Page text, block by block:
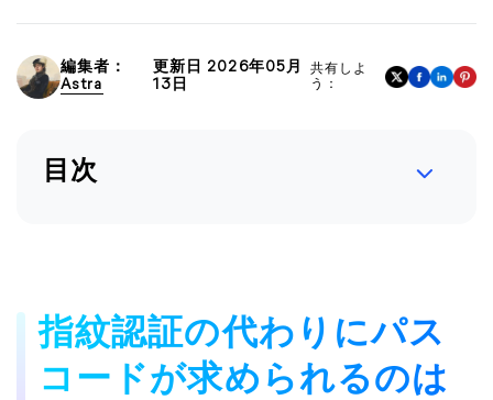
編集者：
Astra
更新日 2026年05月
13日
共有しよ
う：
目次
指紋認証の代わりにパス
コードが求められるのは